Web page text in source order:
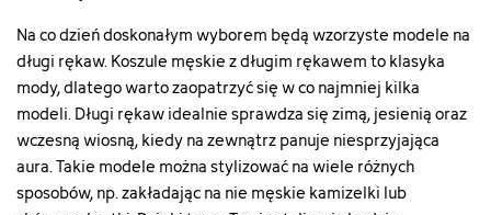
Na co dzień doskonałym wyborem będą wzorzyste modele na
długi rękaw. Koszule męskie z długim rękawem to klasyka
mody, dlatego warto zaopatrzyć się w co najmniej kilka
modeli. Długi rękaw idealnie sprawdza się zimą, jesienią oraz
wczesną wiosną, kiedy na zewnątrz panuje niesprzyjająca
aura. Takie modele można stylizować na wiele różnych
sposobów, np. zakładając na nie męskie kamizelki lub